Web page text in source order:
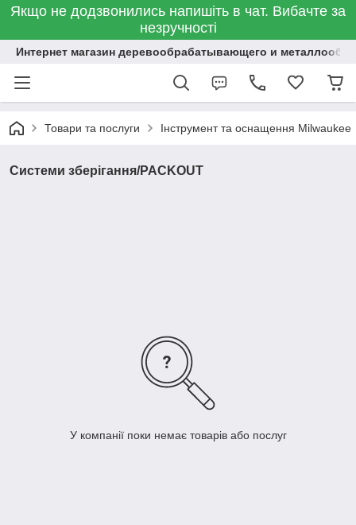
Якщо не додзвонились напишіть в чат. Вибачте за
незручності
Интернет магазин деревообрабатывающего и
Товари та послуги Інструмент та оснащення Milwaukee
Системи зберігання/PACKOUT
У компанії поки немає товарів або послуг